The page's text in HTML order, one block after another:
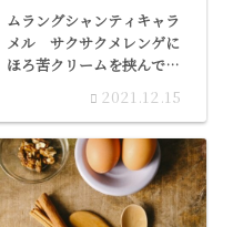
ムラングシャンティキャラ
メル サクサクメレンゲに
ほろ苦クリームを挟んでキ
ャラメルナッツをトッピン
グしました♪
2021.12.15